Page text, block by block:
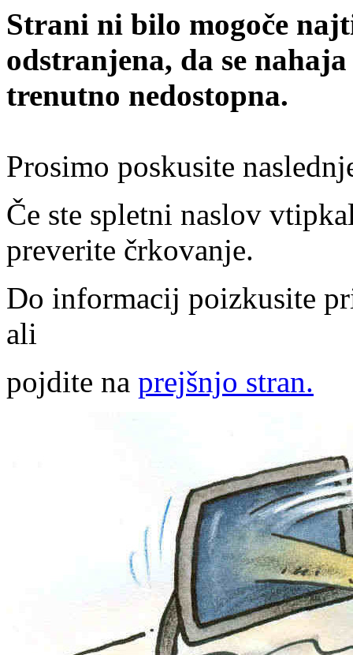
Strani ni bilo mogoče
odstranjena, da se
trenutno nedostopna.
Prosimo poskusite
Če ste spletni naslov
preverite črkovanje.
Do informacij poizkusite
ali
pojdite na prejšnjo stran.